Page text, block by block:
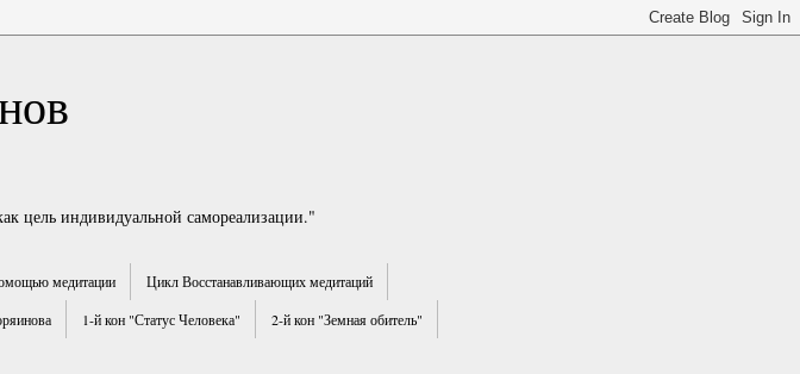
цель индивидуальной самореализации."
медитации
Цикл Восстанавливающих медитаций
1-й кон "Статус Человека"
2-й кон "Земная обитель"